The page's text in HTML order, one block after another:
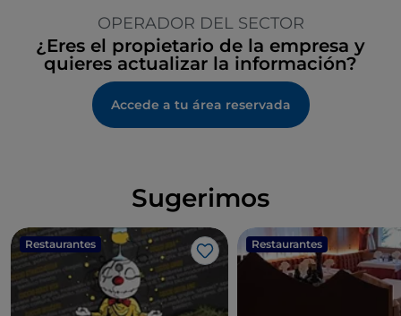
OPERADOR DEL SECTOR
¿Eres el propietario de la empresa y
quieres actualizar la información?
Accede a tu área reservada
Sugerimos
Restaurantes
Me gusta
Restaurantes